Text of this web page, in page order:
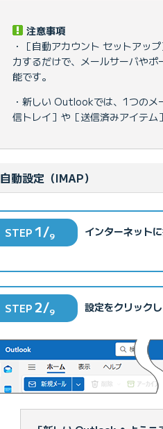
注意事項
・［自動アカウント セットアッ
力するだけで、メールサーバや
能です。
・新しい Outlookでは、1つのメ
信トレイ］や［送信済みアイテム
自動設定（IMAP）
STEP 1/9 インターネット
STEP 2/9 設定をクリックし